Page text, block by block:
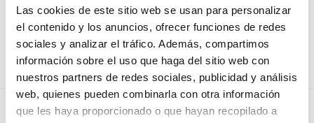
Las cookies de este sitio web se usan para personalizar
el contenido y los anuncios, ofrecer funciones de redes
sociales y analizar el tráfico. Además, compartimos
información sobre el uso que haga del sitio web con
nuestros partners de redes sociales, publicidad y análisis
web, quienes pueden combinarla con otra información
que les haya proporcionado o que hayan recopilado a
champú de regalo
63,50€ (IVA incluido)
LEER MÁS
26,50€ (IVA incluido)
NOVEDADES